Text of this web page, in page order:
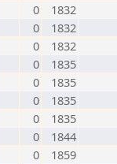
0
1832
0
1832
0
1832
0
1835
0
1835
0
1835
0
1835
0
1844
0
1859